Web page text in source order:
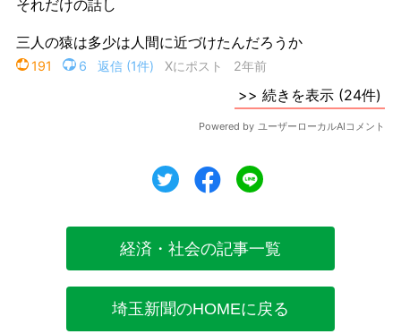
ツイートシェア
経済・社会の記事一覧
埼玉新聞のHOMEに戻る